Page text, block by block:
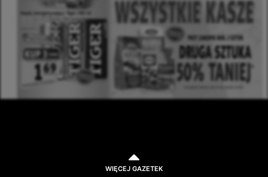
WIĘCEJ GAZETEK